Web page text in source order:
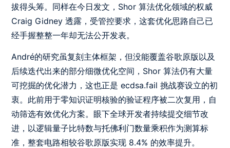
拔得头筹。同样在今日发文，Shor 算法优化领域的权威
Craig Gidney 透露，受管控要求，这套优化思路自己已
经手握整整一年却无法公开发表。
André的研究虽复刻主体框架，但没能覆盖谷歌原版以及
后续迭代出来的部分细微优化空间，Shor 算法仍有大量
可挖掘的优化潜力，这也正是 ecdsa.fail 挑战赛设立的初
衷。此前用于零知识证明核验的验证程序被二次复用，自
动筛选有效优化方案。眼下全球开发者持续提交细节改
进，以逻辑量子比特数与托佛利门数量乘积作为测算标
准，整套电路相较谷歌原版实现 8.4% 的效率提升。